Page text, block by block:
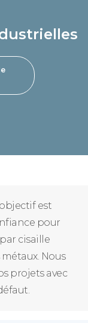
est
pour
cisaille
Nous
projets avec